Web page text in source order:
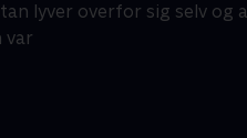
lyver overfor sig selv
var